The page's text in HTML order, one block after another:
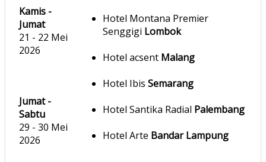
Hotel Montana Premier
Senggigi Lombok
Hotel acsent Malang
Hotel Ibis Semarang
Hotel Santika Radial Palembang
Hotel Arte Bandar Lampung
Kamis -
Jumat
21 - 22 Mei
2026
Jumat -
Sabtu
29 - 30 Mei
2026